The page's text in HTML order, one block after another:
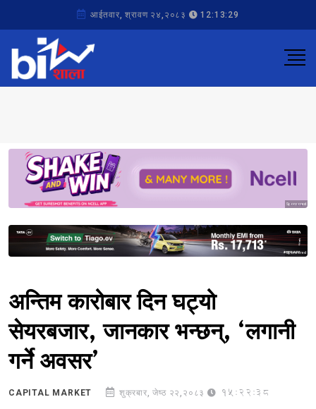
आईतवार, श्रावण २४,२०८३ 12:13:29
Sponsored
Sponsored
अन्तिम कारोबार दिन घट्यो
सेयरबजार, जानकार भन्छन्, ‘लगानी
गर्ने अवसर’
CAPITAL MARKET शुक्रबार, जेष्ठ २२,२०८३ 15:22:38